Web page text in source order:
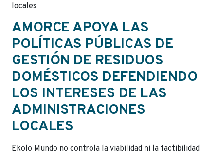
locales
AMORCE APOYA LAS
POLÍTICAS PÚBLICAS DE
GESTIÓN DE RESIDUOS
DOMÉSTICOS DEFENDIENDO
LOS INTERESES DE LAS
ADMINISTRACIONES
LOCALES
Ekolo Mundo no controla la viabilidad ni la factibilidad